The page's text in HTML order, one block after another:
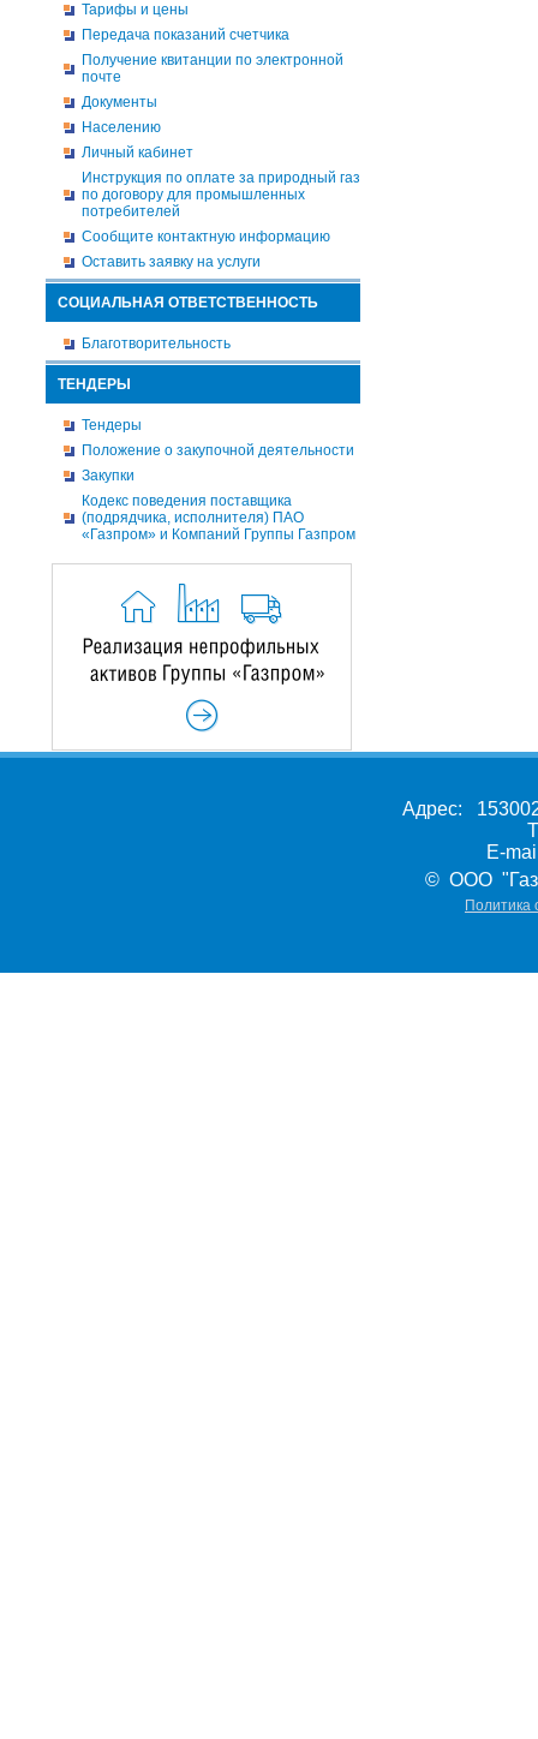
Тарифы и цены
Передача показаний счетчика
Получение квитанции по электронной
почте
Документы
Населению
Личный кабинет
Инструкция по оплате за природный газ
по договору для промышленных
потребителей
Сообщите контактную информацию
Оставить заявку на услуги
СОЦИАЛЬНАЯ ОТВЕТСТВЕННОСТЬ
Благотворительность
ТЕНДЕРЫ
Тендеры
Положение о закупочной деятельности
Закупки
Кодекс поведения поставщика
(подрядчика, исполнителя) ПАО
«Газпром» и Компаний Группы Газпром
Адрес:
E-
© ООО
Политика